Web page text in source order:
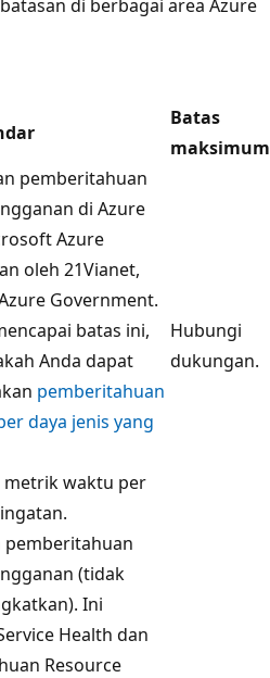
di berbagai area Azure
Batas
maksimum
pemberitahuan
di Azure
Azure
oleh 21Vianet,
Government.
batas ini,
Anda dapat
pemberitahuan
daya jenis yang
metrik waktu per
Hubungi
dukungan.
pemberitahuan
(tidak
Ini
Health dan
Resource